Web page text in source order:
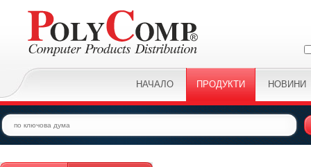
НАЧАЛО ПРОДУКТИ НОВИНИ